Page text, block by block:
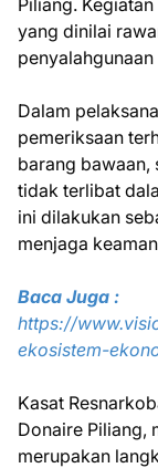
yang dinilai
Dalam
pemeriksaan
barang bawaan,
tidak terlibat
ini dilakukan
menjaga
Baca Juga :
https://
ekosistem-
Kasat
Donaire Piliang,
merupakan